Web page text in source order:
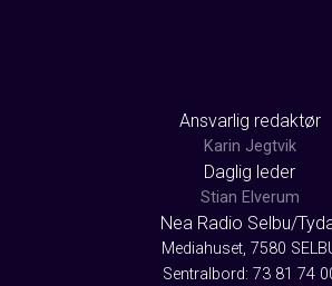
Ansvarlig redaktør
Karin Jegtvik
Daglig leder
Stian Elverum
Nea Radio Selbu/
Mediahuset, 7580
Sentralbord: 73 81 74